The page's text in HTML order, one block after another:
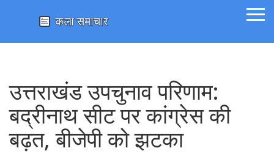
उत्तराखंड उपचुनाव परिणाम:
बद्रीनाथ सीट पर कांग्रेस की
बढ़त, बीजेपी को झटका